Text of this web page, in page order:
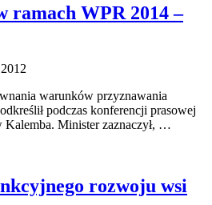
ramach WPR 2014 –
warunków przyznawania
podczas konferencji prasowej
Kalemba. Minister zaznaczył, …
rozwoju wsi